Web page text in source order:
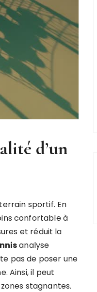
d’un
sportif. En
confortable à
et réduit la
analyse
pas de poser une
Ainsi, il peut
stagnantes.